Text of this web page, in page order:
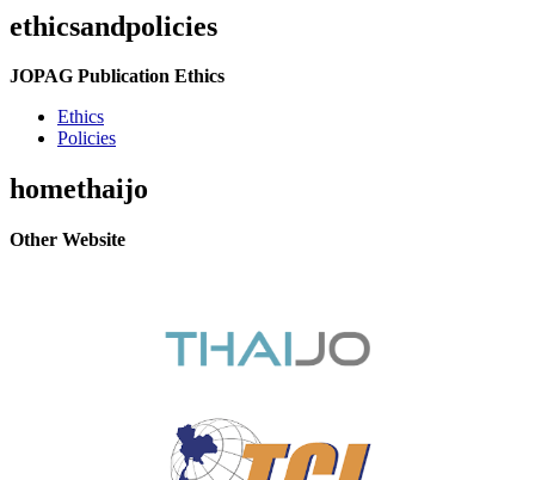
ethicsandpolicies
JOPAG Publication Ethics
Ethics
Policies
homethaijo
Other Website